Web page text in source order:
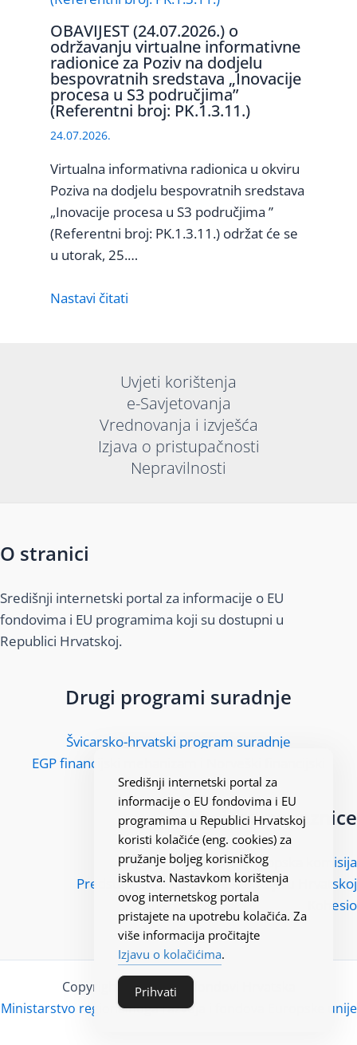
OBAVIJEST (24.07.2026.) o
održavanju virtualne informativne
radionice za Poziv na dodjelu
bespovratnih sredstava „Inovacije
procesa u S3 područjima”
(Referentni broj: PK.1.3.11.)
24.07.2026.
Virtualna informativna radionica u okviru
Poziva na dodjelu bespovratnih sredstava
„Inovacije procesa u S3 područjima ”
(Referentni broj: PK.1.3.11.) održat će se
u utorak, 25.…
Nastavi čitati
Uvjeti korištenja
e-Savjetovanja
Vrednovanja i izvješća
Izjava o pristupačnosti
Nepravilnosti
O stranici
Središnji internetski portal za informacije o EU
fondovima i EU programima koji su dostupni u
Republici Hrvatskoj.
Drugi programi suradnje
Švicarsko-hrvatski program suradnje
EGP financijski mehanizam i Norveški financijski
mehanizam
Korisne poveznice
Europska komisija
Predstavništvo Europske komisije u Hrvatskoj
Kohesio
Copyright ©2026 - EU fondovi Hrvatska
Ministarstvo regionalnoga razvoja i fondova Europske unije
Središnji internetski portal za
informacije o EU fondovima i EU
programima u Republici Hrvatskoj
koristi kolačiće (eng. cookies) za
pružanje boljeg korisničkog
iskustva. Nastavkom korištenja
ovog internetskog portala
pristajete na upotrebu kolačića. Za
više informacija pročitajte
Izjavu o kolačićima.
Prihvati